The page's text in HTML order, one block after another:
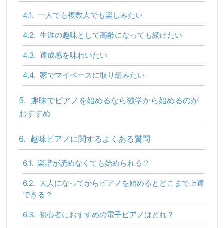
4.1. 一人でも複数人でも楽しみたい
4.2. 生涯の趣味として高齢になっても続けたい
4.3. 達成感を味わいたい
4.4. 家でマイペースに取り組みたい
5. 趣味でピアノを始めるなら独学から始めるのが
おすすめ
6. 趣味ピアノに関するよくある質問
6.1. 楽譜が読めなくても始められる？
6.2. 大人になってからピアノを始めるとどこまで上達
できる？
6.3. 初心者におすすめの電子ピアノはどれ？